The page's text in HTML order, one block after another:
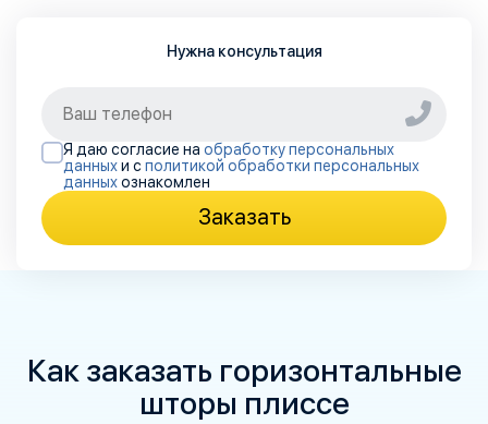
Нужна консультация
Я даю согласие на обработку персональных
данныхи с политикой обработки персональных
данныхознакомлен
Заказать
Как заказать горизонтальные
шторы плиссе